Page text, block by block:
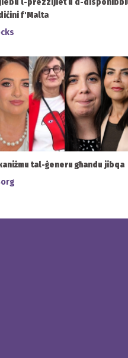
f'Malta
tal-ġeneru għandu jibqa